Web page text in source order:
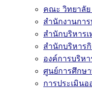
คณะ วิทยาลั
สำนักงานการ
สำนักบริหาร
สำนักบริหาร
องค์การบริห
ศูนย์การศึกษ
การประเมินอ